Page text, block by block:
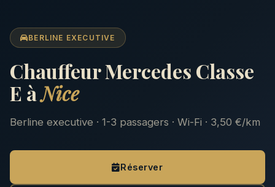
BERLINE EXECUTIVE
Chauffeur Mercedes Classe
E àNice
Berline executive · 1-3 passagers · Wi-Fi · 3,50 €/km
Réserver